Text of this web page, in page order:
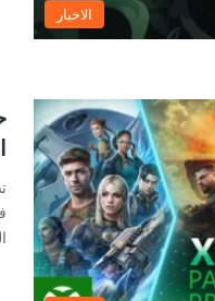
الاخبار